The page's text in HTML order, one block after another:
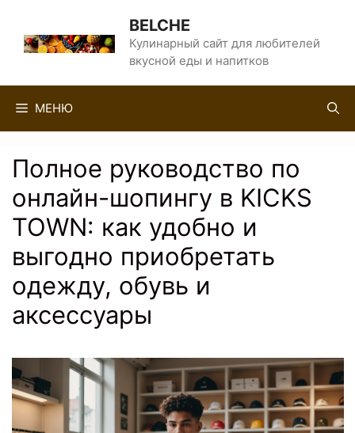
BELCHE
Кулинарный сайт для любителей
вкусной еды и напитков
МЕНЮ
Полное руководство по
онлайн-шопингу в KICKS
TOWN: как удобно и
выгодно приобретать
одежду, обувь и
аксессуары